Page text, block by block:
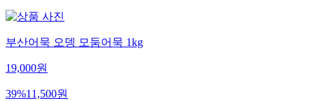
부산어묵 오뎅 모둠어묵 1kg
19,000원
39%11,500원